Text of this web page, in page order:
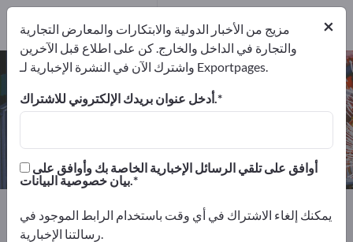
موازين كميات محدودة – اعثر على
الشركات المصنعة والموردين
المصدرين1
المصنعين1
Exportpages آلات ومعدات
الحقن
موازين كميات محدودة
×
مزيج من الأخبار الدولية والابتكارات والمعارض التجارية
والتجارة في الداخل والخارج. كن على اطلاع قبل الآخرين
واشترك الآن في النشرة الإخبارية لـ Exportpages.
أدخل عنوان بريدك الإلكتروني للاشتراك.
بيان خصوصية البيانات.
يمكنك إلغاء الاشتراك في أي وقت باستخدام الرابط الموجود في
رسالتنا الإخبارية.